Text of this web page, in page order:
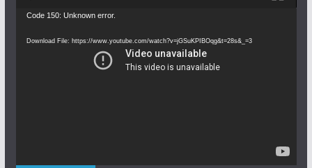
Video
Code 150: Unknown error.
Download File: https://www.youtube.com/watch?v=jGSuKPIBOqg&t=28s&_=3